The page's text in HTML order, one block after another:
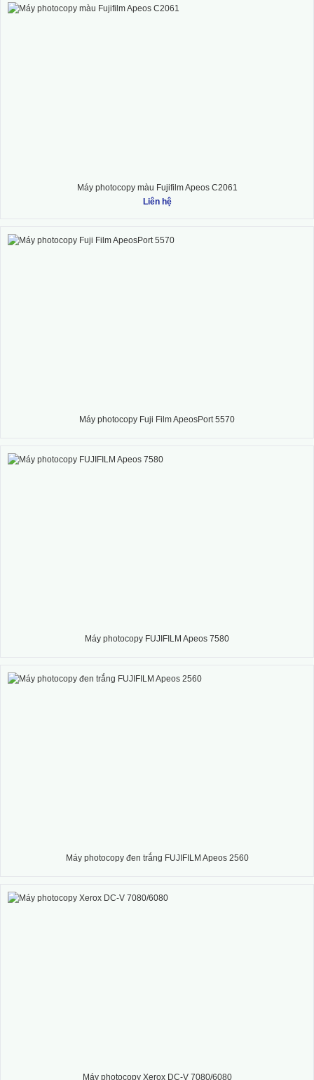
Máy photocopy màu Fujifilm Apeos C2061
Liên hệ
Máy photocopy Fuji Film ApeosPort 5570
Máy photocopy FUJIFILM Apeos 7580
Máy photocopy đen trắng FUJIFILM Apeos 2560
Máy photocopy Xerox DC-V 7080/6080